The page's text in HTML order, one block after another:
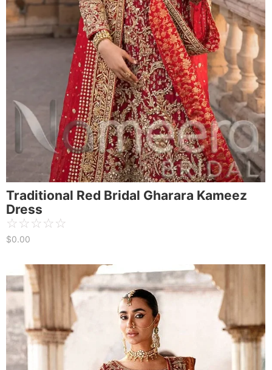
Traditional Red Bridal Gharara Kameez
Dress
☆☆☆☆☆
$0.00